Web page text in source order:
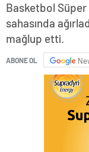
Basketbol Süper
sahasında
mağlup etti.
ABONE OL